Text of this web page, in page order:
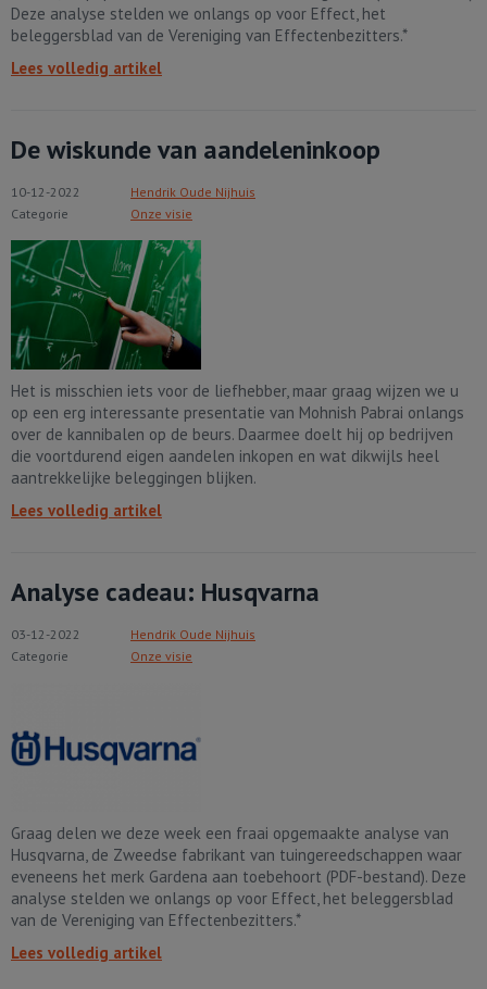
Deze analyse stelden we onlangs op voor Effect, het
beleggersblad van de Vereniging van Effectenbezitters.*
Lees volledig artikel
De wiskunde van aandeleninkoop
10-12-2022
Hendrik Oude Nijhuis
Categorie
Onze visie
Het is misschien iets voor de liefhebber, maar graag wijzen we u
op een erg interessante presentatie van Mohnish Pabrai onlangs
over de kannibalen op de beurs. Daarmee doelt hij op bedrijven
die voortdurend eigen aandelen inkopen en wat dikwijls heel
aantrekkelijke beleggingen blijken.
Lees volledig artikel
Analyse cadeau: Husqvarna
03-12-2022
Hendrik Oude Nijhuis
Categorie
Onze visie
Graag delen we deze week een fraai opgemaakte analyse van
Husqvarna, de Zweedse fabrikant van tuingereedschappen waar
eveneens het merk Gardena aan toebehoort (PDF-bestand). Deze
analyse stelden we onlangs op voor Effect, het beleggersblad
van de Vereniging van Effectenbezitters.*
Lees volledig artikel